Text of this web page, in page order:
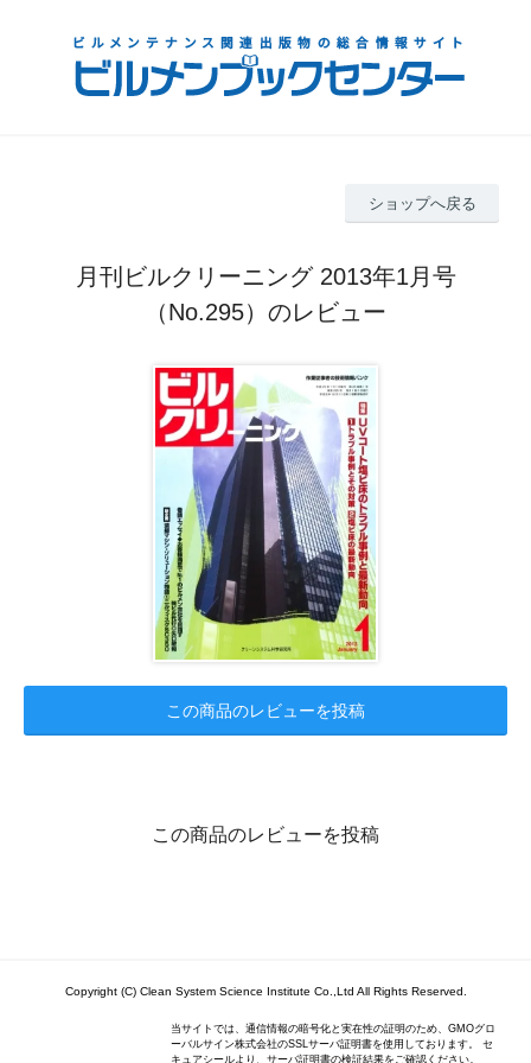
ショップへ戻る
月刊ビルクリーニング 2013年1月号
（No.295）のレビュー
この商品のレビューを投稿
この商品のレビューを投稿
Copyright (C) Clean System Science Institute Co.,Ltd All Rights Reserved.
当サイトでは、通信情報の暗号化と実在性の証明のため、GMOグロ
ーバルサイン株式会社のSSLサーバ証明書を使用しております。 セ
キュアシールより、サーバ証明書の検証結果をご確認ください。